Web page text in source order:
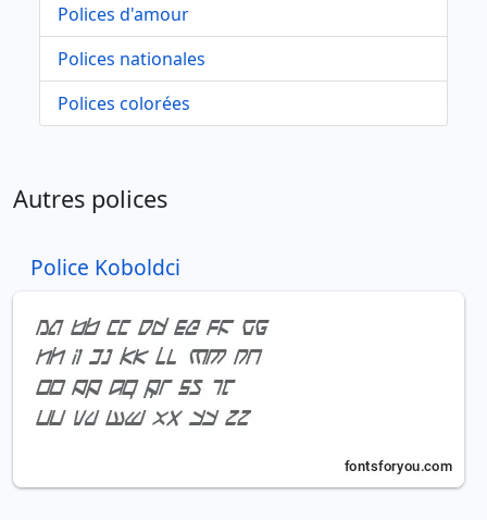
Polices d'amour
Polices nationales
Polices colorées
Autres polices
Police Koboldci